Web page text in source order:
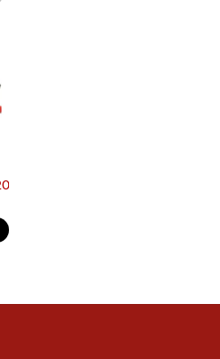
ดัมเบลปรับน้ำหนัก 20 Kg. แถมฟรีข้